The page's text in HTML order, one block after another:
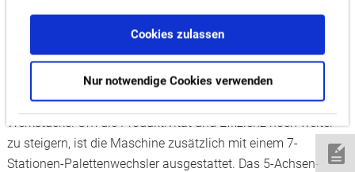
Cookies zulassen
Nur notwendige Cookies verwenden
BearbeitungszentrumMU-6300V. Die 5-Achsen-
Multitasking-Bearbeitung ermöglicht prozessintensive
Hochgeschwindigkeits- und Hochpräzisionszerspanung. Mit
einem großzügig dimensionierten Arbeitsbereich schafft die
Maschine Flexibilität bei der Bearbeitung verschiedenster
Werkstücke. Um die Produktivität und Effizienz noch weiter
zu steigern, ist die Maschine zusätzlich mit einem 7-
Stationen-Palettenwechsler ausgestattet. Das 5-Achsen-